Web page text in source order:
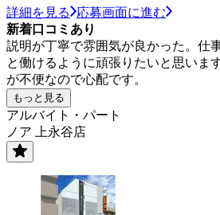
詳細を見る
応募画面に進む
新着口コミあり
説明が丁寧で雰囲気が良かった。仕
と働けるように頑張りたいと思いま
が不便なので心配です。
もっと見る
アルバイト・パート
ノア 上永谷店